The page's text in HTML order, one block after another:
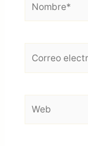
electrónico*